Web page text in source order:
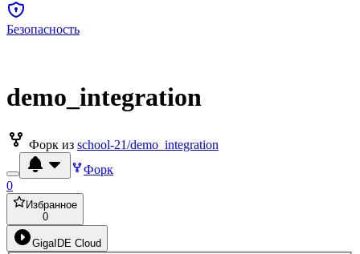
Безопасность
demo_integration
Форк из school-21/demo_integration
Форк
0
Избранное
0
GigaIDE Cloud